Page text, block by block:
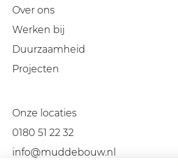
Over ons
Werken bij
Duurzaamheid
Projecten
Onze locaties
0180 51 22 32
info@muddebouw.nl